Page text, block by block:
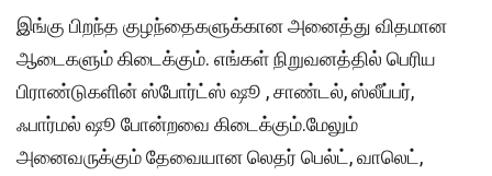
இங்கு பிறந்த குழந்தைகளுக்கான அனைத்து விதமான
ஆடைகளும் கிடைக்கும். எங்கள் நிறுவனத்தில் பெரிய
பிராண்டுகளின் ஸ்போர்ட்ஸ் ஷூ , சாண்டல், ஸ்லீப்பர்,
ஃபார்மல் ஷூ போன்றவை கிடைக்கும்.மேலும்
அனைவருக்கும் தேவையான லெதர் பெல்ட், வாலெட்,